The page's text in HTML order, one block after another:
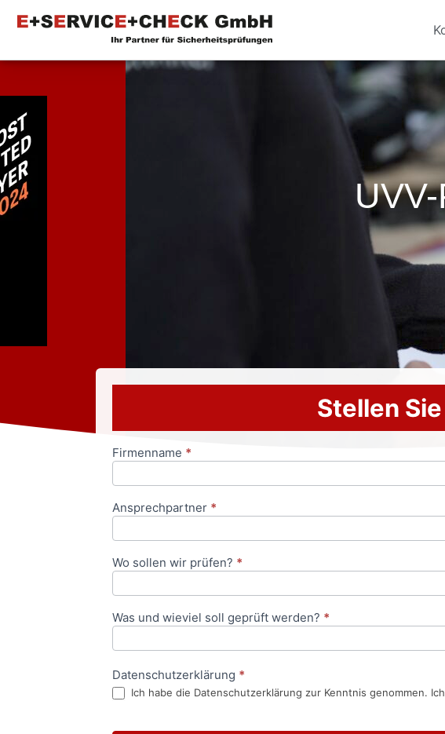
Stellen
Anfrageformular
Firmenname *
Ansprechpartner *
Wo sollen wir prüfen? *
Was und wieviel soll geprüft werden? *
Datenschutzerklärung *
Ich habe die Datenschutzerklärung zur Kenntnis genommen.